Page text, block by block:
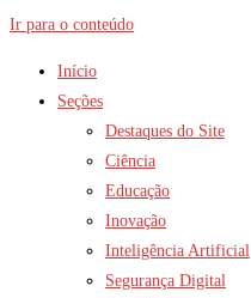
Ir para o conteúdo
Início
Seções
Destaques do Site
Ciência
Educação
Inovação
Inteligência Artificial
Segurança Digital